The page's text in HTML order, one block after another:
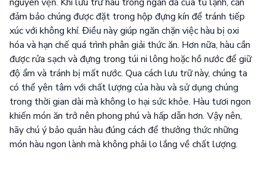
đảm bảo chúng được đặt trong hộp đựng kín để tránh tiếp
xúc với không khí. Điều này giúp ngăn chặn việc hàu bị oxi
hóa và hạn chế quá trình phân giải thức ăn. Hơn nữa, hàu cần
được rửa sạch và đựng trong túi ni lông hoặc hồ nước để giữ
độ ẩm và tránh bị mất nước. Qua cách lưu trữ này, chúng ta
có thể yên tâm với chất lượng của hàu và sử dụng chúng
trong thời gian dài mà không lo hại sức khỏe. Hàu tươi ngon
khiến món ăn trở nên phong phú và hấp dẫn hơn. Vậy nên,
hãy chú ý bảo quản hàu đúng cách để thưởng thức những
món hàu ngon lành mà không phải lo lắng về chất lượng.